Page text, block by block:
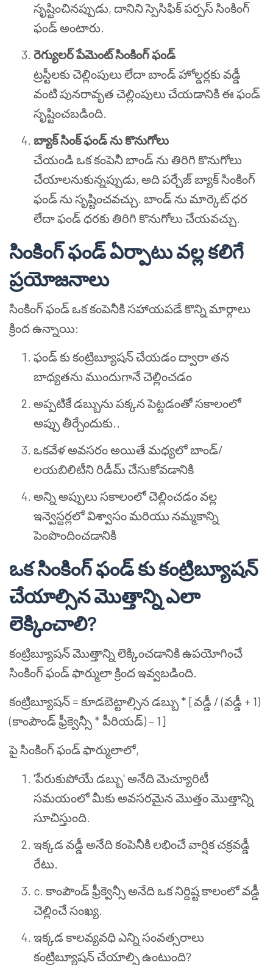
సృష్టించినప్పుడు, దానిని స్పెసిఫిక్ పర్పస్ సింకింగ్
ఫండ్ అంటారు.
రెగ్యులర్ పేమెంట్ సింకింగ్ ఫండ్
ట్రస్టీలకు చెల్లింపులు లేదా బాండ్ హోల్డర్లకు వడ్డీ
వంటి పునరావృత చెల్లింపులు చేయడానికి ఈ ఫండ్
సృష్టించబడింది.
బ్యాక్ సింక్ ఫండ్ ను కొనుగోలు
చేయండి ఒక కంపెనీ బాండ్ ను తిరిగి కొనుగోలు
చేయాలనుకున్నప్పుడు, అది పర్చేజ్ బ్యాక్ సింకింగ్
ఫండ్ ను సృష్టించవచ్చు. బాండ్ ను మార్కెట్ ధర
లేదా ఫండ్ ధరకు తిరిగి కొనుగోలు చేయవచ్చు.
సింకింగ్ ఫండ్ ఏర్పాటు వల్ల కలిగే
ప్రయోజనాలు
సింకింగ్ ఫండ్ ఒక కంపెనీకి సహాయపడే కొన్ని మార్గాలు
క్రింద ఉన్నాయి:
ఫండ్ కు కంట్రిబ్యూషన్ చేయడం ద్వారా తన
బాధ్యతను ముందుగానే చెల్లించడం
అప్పటికే డబ్బును పక్కన పెట్టడంతో సకాలంలో
అప్పు తీర్చేందుకు..
ఒకవేళ అవసరం అయితే మధ్యలో బాండ్/
లయబిలిటీని రిడీమ్ చేసుకోవడానికి
అన్ని అప్పులు సకాలంలో చెల్లించడం వల్ల
ఇన్వెస్టర్లలో విశ్వాసం మరియు నమ్మకాన్ని
పెంపొందించడానికి
ఒక సింకింగ్ ఫండ్ కు కంట్రిబ్యూషన్
చేయాల్సిన మొత్తాన్ని ఎలా
లెక్కించాలి?
కంట్రిబ్యూషన్ మొత్తాన్ని లెక్కించడానికి ఉపయోగించే
సింకింగ్ ఫండ్ ఫార్ములా క్రింద ఇవ్వబడింది.
కంట్రిబ్యూషన్ = కూడబెట్టాల్సిన డబ్బు * [వడ్డీ / (వడ్డీ + 1)
(కాంపౌండ్ ఫ్రీక్వెన్సీ * పీరియడ్) – 1]
పై సింకింగ్ ఫండ్ ఫార్ములాలో,
'పేరుకుపోయే డబ్బు' అనేది మెచ్యూరిటీ
సమయంలో మీకు అవసరమైన మొత్తం మొత్తాన్ని
సూచిస్తుంది.
ఇక్కడ వడ్డీ అనేది కంపెనీకి లభించే వార్షిక చక్రవడ్డీ
రేటు.
c. కాంపౌండ్ ఫ్రీక్వెన్సీ అనేది ఒక నిర్దిష్ట కాలంలో వడ్డీ
చెల్లించే సంఖ్య.
ఇక్కడ కాలవ్యవధి ఎన్ని సంవత్సరాలు
కంట్రిబ్యూషన్ చేయాల్సి ఉంటుంది?